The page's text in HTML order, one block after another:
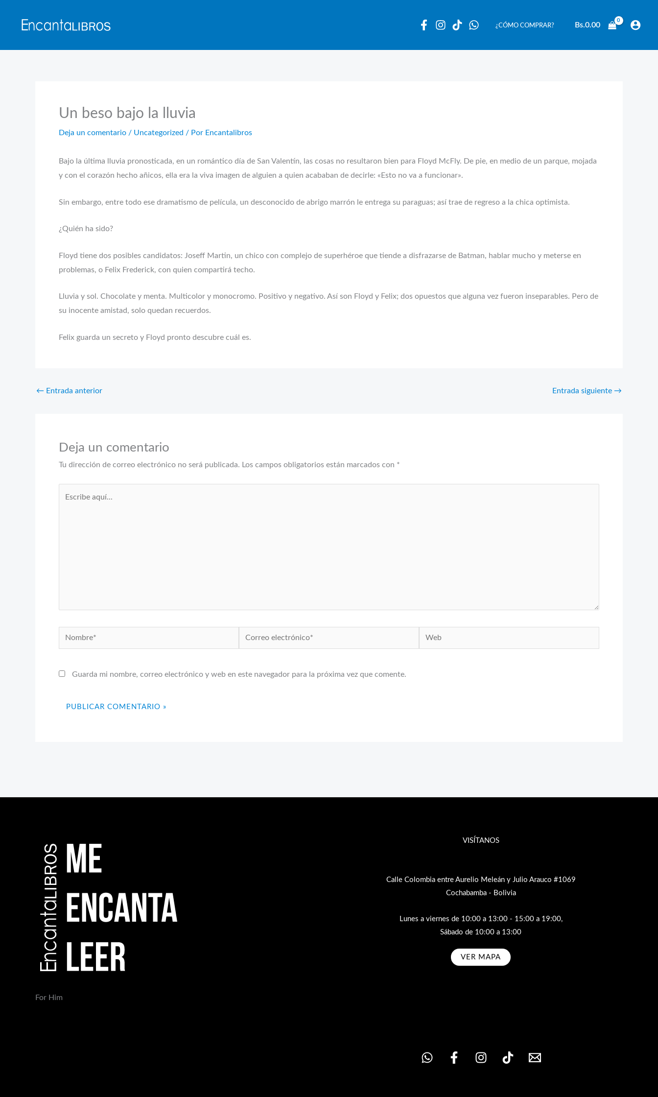
¿CÓMO COMPRAR? Bs.0.00
Un beso bajo la lluvia
Deja un comentario / Uncategorized / Por Encantalibros
Bajo la última lluvia pronosticada, en un romántico día de San Valentín, las cosas no resultaron bien para Floyd McFly. De pie, en medio de un parque, mojada
y con el corazón hecho añicos, ella era la viva imagen de alguien a quien acababan de decirle: «Esto no va a funcionar».
Sin embargo, entre todo ese dramatismo de película, un desconocido de abrigo marrón le entrega su paraguas; así trae de regreso a la chica optimista.
¿Quién ha sido?
Floyd tiene dos posibles candidatos: Joseff Martin, un chico con complejo de superhéroe que tiende a disfrazarse de Batman, hablar mucho y meterse en
problemas, o Felix Frederick, con quien compartirá techo.
Lluvia y sol. Chocolate y menta. Multicolor y monocromo. Positivo y negativo. Así son Floyd y Felix; dos opuestos que alguna vez fueron inseparables. Pero de
su inocente amistad, solo quedan recuerdos.
Felix guarda un secreto y Floyd pronto descubre cuál es.
← Entrada anterior Entrada siguiente →
Deja un comentario
Tu dirección de correo electrónico no será publicada. Los campos obligatorios están marcados con *
Nombre*
Correo
electrónico*
Web
Guarda mi nombre, correo electrónico y web en este navegador para la próxima vez que comente.
For Him
VISÍTANOS
Calle Colombia entre Aurelio Meleán y Julio Arauco #1069
Cochabamba - Bolivia
Lunes a viernes de 10:00 a 13:00 - 15:00 a 19:00,
Sábado de 10:00 a 13:00
VER MAPA